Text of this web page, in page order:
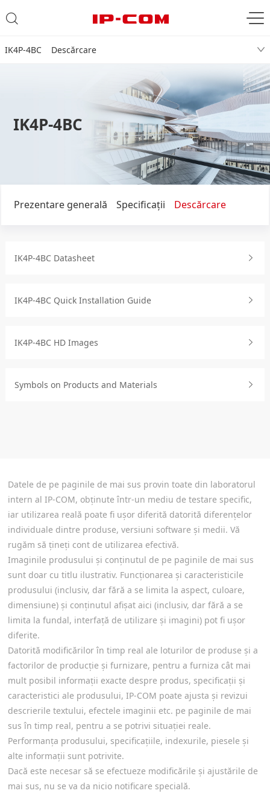
IK4P-4BC Descărcare
IK4P-4BC
Prezentare generală Specificaţii Descărcare
IK4P-4BC Datasheet
IK4P-4BC Quick Installation Guide
IK4P-4BC HD Images
Symbols on Products and Materials
Datele de pe paginile de mai sus provin toate din laboratorul
intern al IP-COM, obținute într-un mediu de testare specific,
iar utilizarea reală poate fi ușor diferită datorită diferențelor
individuale dintre produse, versiuni software și medii. Vă
rugăm să țineți cont de utilizarea efectivă.
Imaginile produsului și conținutul de pe paginile de mai sus
sunt doar cu titlu ilustrativ. Funcționarea și caracteristicile
produsului (inclusiv, dar fără a se limita la aspect, culoare,
dimensiune) și conținutul afișat aici (inclusiv, dar fără a se
limita la fundal, interfață de utilizare și imagini) pot fi ușor
diferite.
Datorită modificărilor în timp real ale loturilor de produse și a
factorilor de producție și furnizare, pentru a furniza cât mai
mult posibil informații exacte despre produs, specificații și
caracteristici ale produsului, IP-COM poate ajusta și revizui
descrierile textului, efectele imaginii etc. pe paginile de mai
sus în timp real, pentru a se potrivi situației reale.
Performanța produsului, specificațiile, indexurile, piesele și
alte informații sunt potrivite.
Dacă este necesar să se efectueze modificările și ajustările de
mai sus, nu se va da nicio notificare specială.